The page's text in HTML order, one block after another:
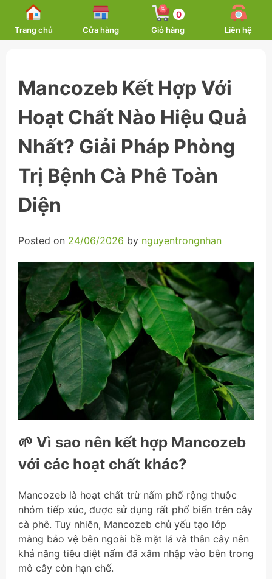
content
Trang chủ Cửa hàng
0
Giỏ hàng Liên hệ
Mancozeb Kết Hợp Với
Hoạt Chất Nào Hiệu Quả
Nhất? Giải Pháp Phòng
Trị Bệnh Cà Phê Toàn
Diện
Posted on 24/06/2026 by nguyentrongnhan
🌱 Vì sao nên kết hợp Mancozeb
với các hoạt chất khác?
Mancozeb là hoạt chất trừ nấm phổ rộng thuộc
nhóm tiếp xúc, được sử dụng rất phổ biến trên cây
cà phê. Tuy nhiên, Mancozeb chủ yếu tạo lớp
màng bảo vệ bên ngoài bề mặt lá và thân cây nên
khả năng tiêu diệt nấm đã xâm nhập vào bên trong
mô cây còn hạn chế.